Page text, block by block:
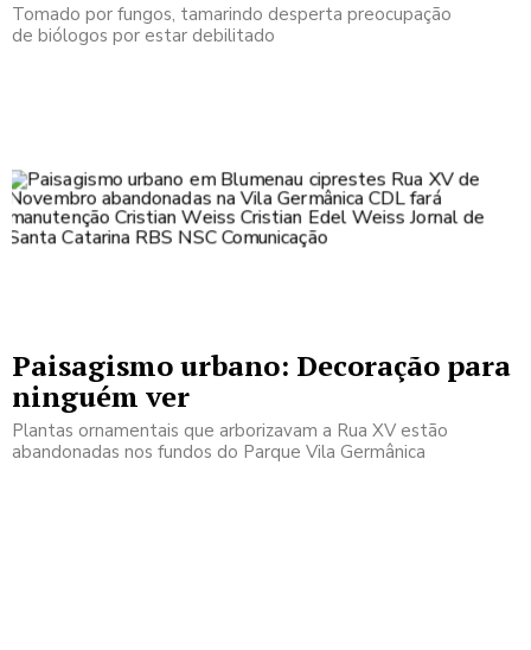
Tomado por fungos, tamarindo desperta preocupação
de biólogos por estar debilitado
Paisagismo urbano: Decoração para
ninguém ver
Plantas ornamentais que arborizavam a Rua XV estão
abandonadas nos fundos do Parque Vila Germânica